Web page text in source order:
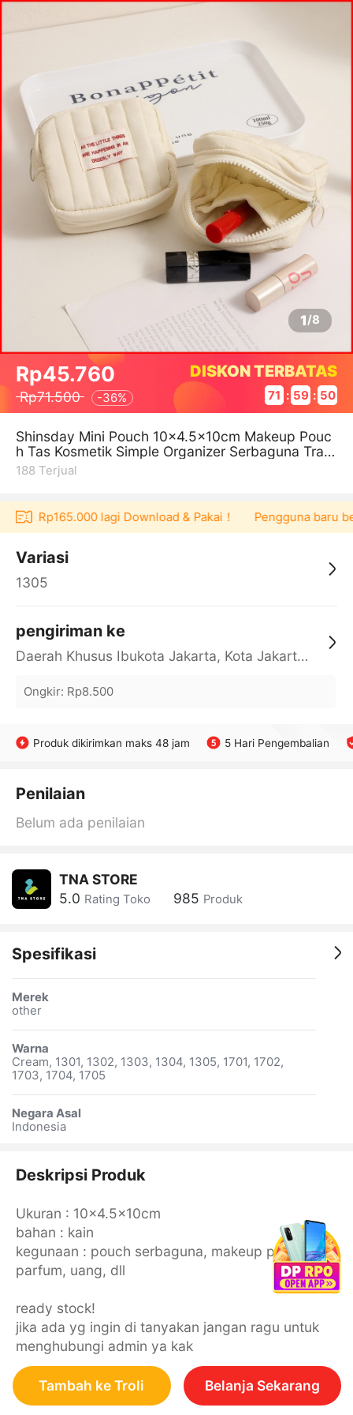
1/8
Rp45.760
Rp71.500 -36%
DISKON TERBATAS
71 : 59 : 50
Shinsday Mini Pouch 10x4.5x10cm Makeup Pouc
h Tas Kosmetik Simple Organizer Serbaguna Trav
el Pouch Korea Mini Travel Bag
188 Terjual
Rp165.000 lagi Download & Pakai！ Pengguna baru
Variasi
1305
pengiriman ke
Daerah Khusus Ibukota Jakarta, Kota Jakarta Barat, Cengkareng, yy
Ongkir: Rp8.500
Produk dikirimkan maks 48 jam 5 Hari Pengembalian
Penilaian
Belum ada penilaian
TNA STORE
5.0 Rating Toko 985 Produk
Spesifikasi
Merek
other
Warna
Cream, 1301, 1302, 1303, 1304, 1305, 1701, 1702,
1703, 1704, 1705
Negara Asal
Indonesia
Deskripsi Produk
Ukuran : 10x4.5x10cm
bahan : kain
kegunaan : pouch serbaguna, makeup pouch,
parfum, uang, dll
ready stock!
jika ada yg ingin di tanyakan jangan ragu untuk
menghubungi admin ya kak
Tambah ke Troli Belanja Sekarang